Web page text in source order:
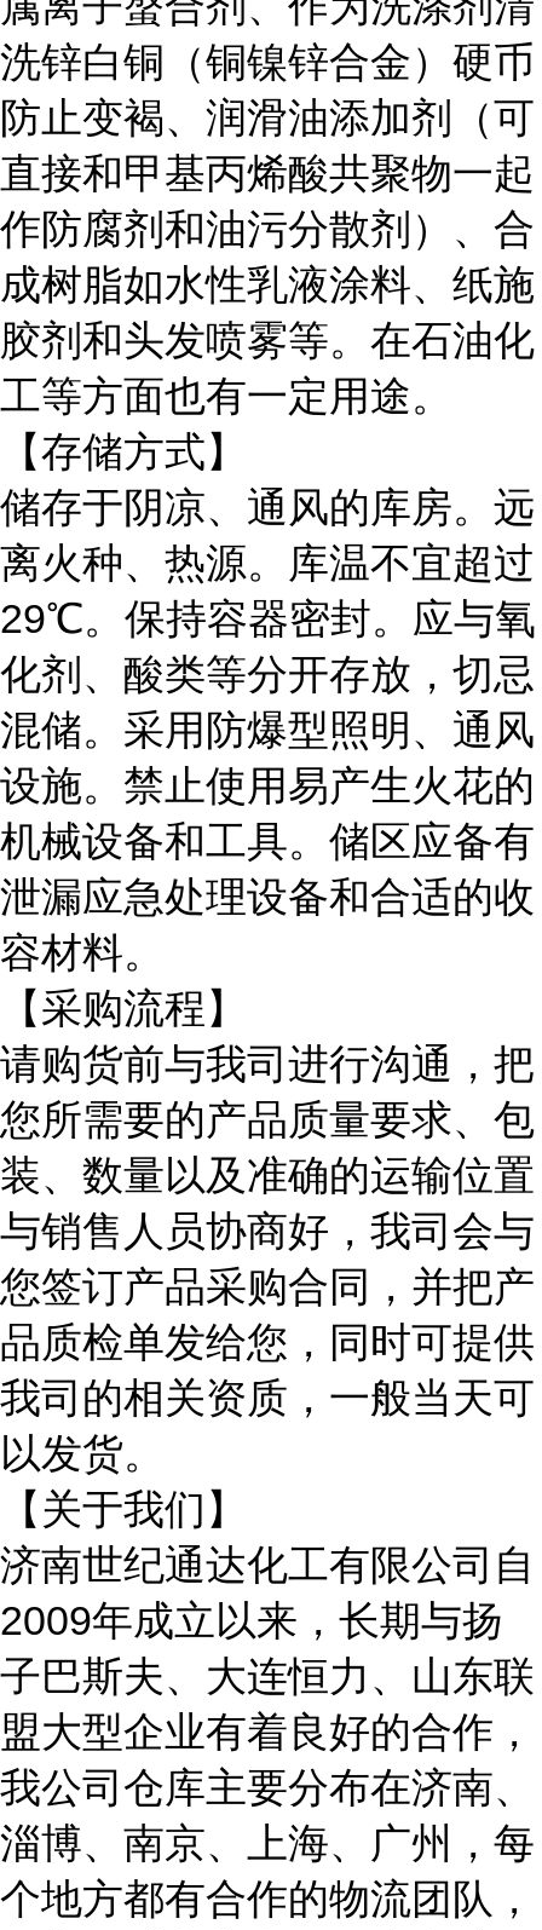
洗锌白铜（铜镍锌合金）硬币
防止变褐、润滑油添加剂（可
直接和甲基丙烯酸共聚物一起
作防腐剂和油污分散剂）、合
成树脂如水性乳液涂料、纸施
胶剂和头发喷雾等。在石油化
工等方面也有一定用途。
【存储方式】
储存于阴凉、通风的库房。远
离火种、热源。库温不宜超过
29℃。保持容器密封。应与氧
化剂、酸类等分开存放，切忌
混储。采用防爆型照明、通风
设施。禁止使用易产生火花的
机械设备和工具。储区应备有
泄漏应急处理设备和合适的收
容材料。
【采购流程】
请购货前与我司进行沟通，把
您所需要的产品质量要求、包
装、数量以及准确的运输位置
与销售人员协商好，我司会与
您签订产品采购合同，并把产
品质检单发给您，同时可提供
我司的相关资质，一般当天可
以发货。
【关于我们】
济南世纪通达化工有限公司自
2009年成立以来，长期与扬
子巴斯夫、大连恒力、山东联
盟大型企业有着良好的合作，
我公司仓库主要分布在济南、
淄博、南京、上海、广州 ，每
个地方都有合作的物流团队，